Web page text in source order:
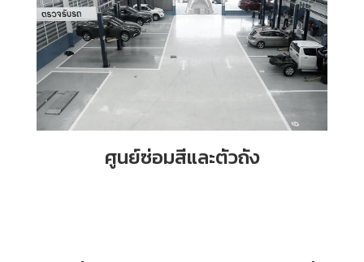
ศูนย์ซ่อมสีและตัวถัง